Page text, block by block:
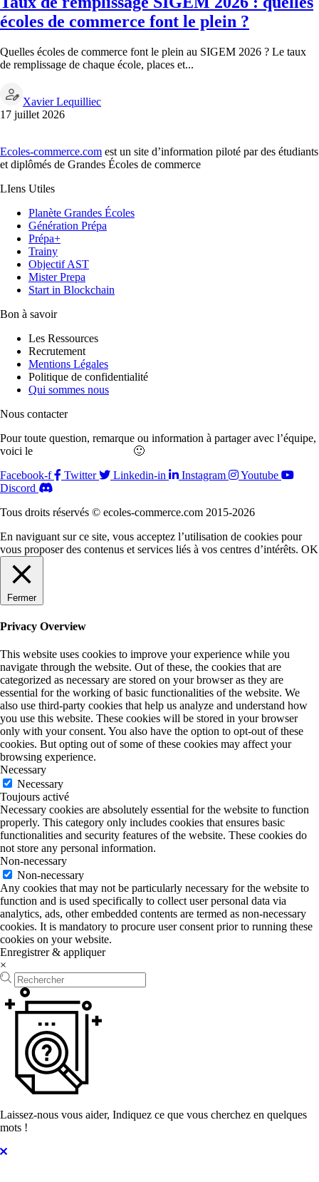
écoles de commerce font le plein ?
Quelles écoles de commerce font le plein au SIGEM 2026 ? Le taux
de remplissage de chaque école, places et...
Xavier Lequilliec
17 juillet 2026
Ecoles-commerce.com est un site d’information piloté par des étudiants
et diplômés de Grandes Écoles de commerce
LIens Utiles
Planète Grandes Écoles
Génération Prépa
Prépa+
Trainy
Objectif AST
Mister Prepa
Start in Blockchain
Bon à savoir
Les Ressources
Recrutement
Mentions Légales
Politique de confidentialité
Qui sommes nous
Nous contacter
Pour toute question, remarque ou information à partager avec l’équipe,
voici le
🙂
Facebook-f
Twitter Linkedin-in Instagram
Youtube
Discord
Tous droits réservés © ecoles-commerce.com 2015-2026
En naviguant sur ce site, vous acceptez l’utilisation de cookies pour
vous proposer des contenus et services liés à vos centres d’intérêts. OK
Fermer
Privacy Overview
This website uses cookies to improve your experience while you
navigate through the website. Out of these, the cookies that are
categorized as necessary are stored on your browser as they are
essential for the working of basic functionalities of the website. We
also use third-party cookies that help us analyze and understand how
you use this website. These cookies will be stored in your browser
only with your consent. You also have the option to opt-out of these
cookies. But opting out of some of these cookies may affect your
browsing experience.
Necessary
Necessary
Toujours activé
Necessary cookies are absolutely essential for the website to function
properly. This category only includes cookies that ensures basic
functionalities and security features of the website. These cookies do
not store any personal information.
Non-necessary
Non-necessary
Any cookies that may not be particularly necessary for the website to
function and is used specifically to collect user personal data via
analytics, ads, other embedded contents are termed as non-necessary
cookies. It is mandatory to procure user consent prior to running these
cookies on your website.
Enregistrer & appliquer
×
Laissez-nous vous aider, Indiquez ce que vous cherchez en quelques
mots !